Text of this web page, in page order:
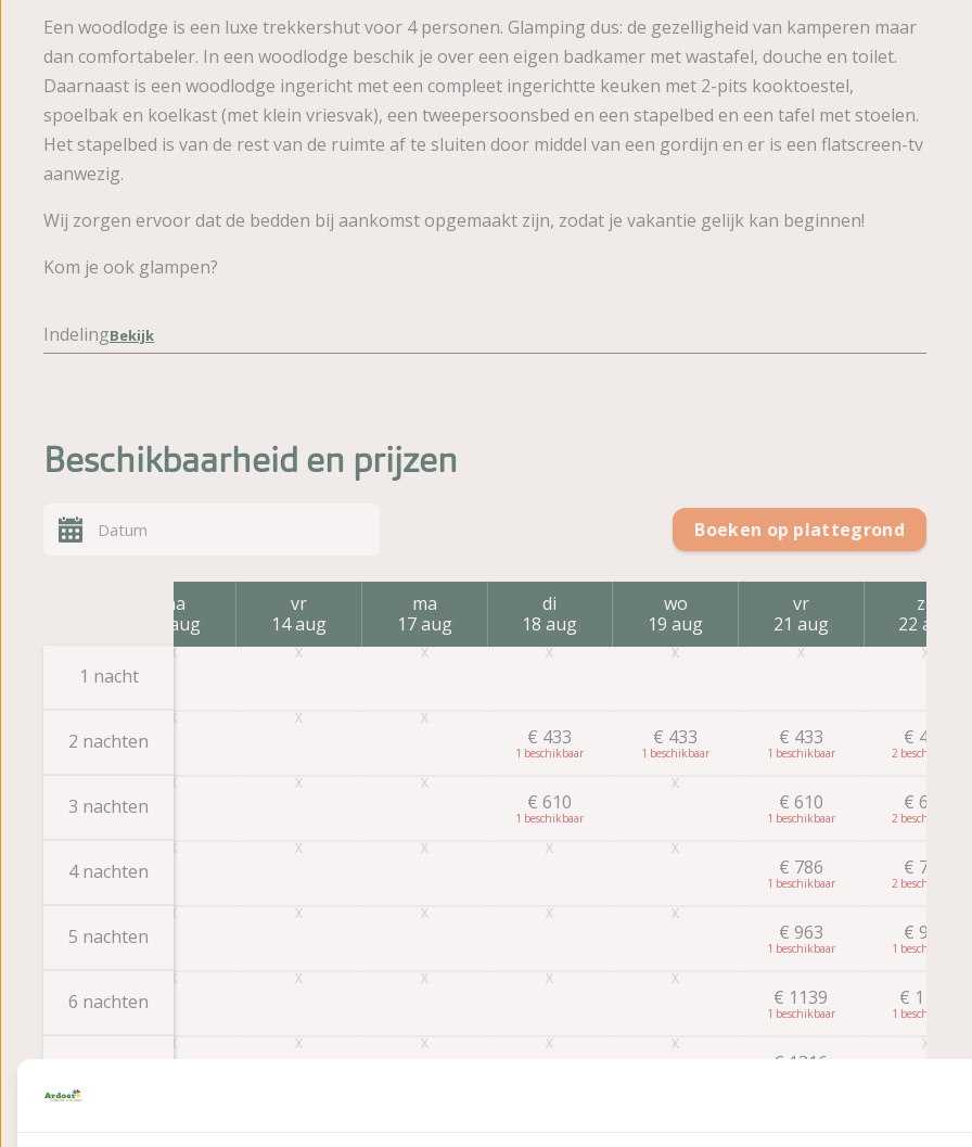
Een woodlodge is een luxe trekkershut voor 4 personen. Glamping dus: de gezelligheid van kamperen maar
dan comfortabeler. In een woodlodge beschik je over een eigen badkamer met wastafel, douche en toilet.
Daarnaast is een woodlodge ingericht met een compleet ingerichtte keuken met 2-pits kooktoestel,
spoelbak en koelkast (met klein vriesvak), een tweepersoonsbed en een stapelbed en een tafel met stoelen.
Het stapelbed is van de rest van de ruimte af te sluiten door middel van een gordijn en er is een flatscreen-tv
aanwezig.
Wij zorgen ervoor dat de bedden bij aankomst opgemaakt zijn, zodat je vakantie gelijk kan beginnen!
Kom je ook glampen?
IndelingBekijk
Beschikbaarheid en prijzen
Boeken op plattegrond
Eerder Later
1 nacht
2 nachten
3 nachten
4 nachten
5 nachten
6 nachten
ma
10 aug
vr
14 aug
ma
17 aug
di
18 aug
€ 433
1
€ 610
1
wo
19 aug
€ 433
1
vr
21 aug
€ 433
1
€ 610
1
€ 786
1
€ 963
1
€ 1139
1
€ 1316
za
22 aug
€ 433
2
€ 610
2
€ 786
2
€ 963
1
€ 1139
1
Boeken